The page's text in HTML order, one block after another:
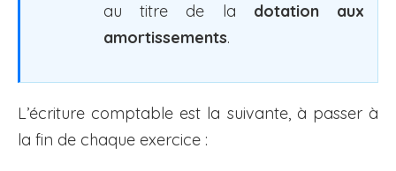
au titre de la dotation aux
amortissements.
L’écriture comptable est la suivante, à passer à
la fin de chaque exercice :